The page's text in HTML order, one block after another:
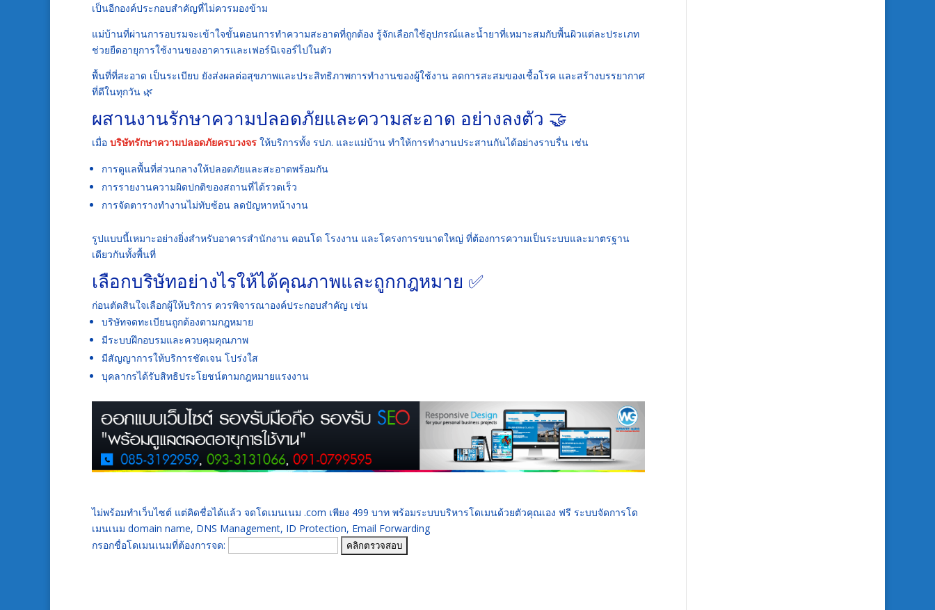
เป็นอีกองค์ประกอบสำคัญที่ไม่ควรมองข้าม
แม่บ้านที่ผ่านการอบรมจะเข้าใจขั้นตอนการทำความสะอาดที่ถูกต้อง รู้จักเลือกใช้อุปกรณ์และน้ำยาที่เหมาะสมกับพื้นผิวแต่ละประเภท
ช่วยยืดอายุการใช้งานของอาคารและเฟอร์นิเจอร์ไปในตัว
พื้นที่ที่สะอาด เป็นระเบียบ ยังส่งผลต่อสุขภาพและประสิทธิภาพการทำงานของผู้ใช้งาน ลดการสะสมของเชื้อโรค และสร้างบรรยากาศ
ที่ดีในทุกวัน 🌿
ผสานงานรักษาความปลอดภัยและความสะอาด อย่างลงตัว 🤝
เมื่อ บริษัทรักษาความปลอดภัยครบวงจร ให้บริการทั้ง รปภ. และแม่บ้าน ทำให้การทำงานประสานกันได้อย่างราบรื่น เช่น
การดูแลพื้นที่ส่วนกลางให้ปลอดภัยและสะอาดพร้อมกัน
การรายงานความผิดปกติของสถานที่ได้รวดเร็ว
การจัดตารางทำงานไม่ทับซ้อน ลดปัญหาหน้างาน
รูปแบบนี้เหมาะอย่างยิ่งสำหรับอาคารสำนักงาน คอนโด โรงงาน และโครงการขนาดใหญ่ ที่ต้องการความเป็นระบบและมาตรฐาน
เดียวกันทั้งพื้นที่
เลือกบริษัทอย่างไรให้ได้คุณภาพและถูกกฎหมาย ✅
ก่อนตัดสินใจเลือกผู้ให้บริการ ควรพิจารณาองค์ประกอบสำคัญ เช่น
บริษัทจดทะเบียนถูกต้องตามกฎหมาย
มีระบบฝึกอบรมและควบคุมคุณภาพ
มีสัญญาการให้บริการชัดเจน โปร่งใส
บุคลากรได้รับสิทธิประโยชน์ตามกฎหมายแรงงาน
ไม่พร้อมทำเว็บไซต์ แต่คิดชื่อได้แล้ว จดโดเมนเนม .com เพียง 499 บาท พร้อมระบบบริหารโดเมนด้วยตัวคุณเอง ฟรี ระบบจัดการโด
เมนเนม domain name, DNS Management, ID Protection, Email Forwarding
กรอกชื่อโดเมนเนมที่ต้องการจด: